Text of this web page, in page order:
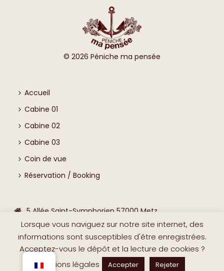
© 2026 Péniche ma pensée
Accueil
Cabine 01
Cabine 02
Cabine 03
Coin de vue
Réservation / Booking
5 Allée Saint-Symphorien 57000 Metz
0631194603
contact@peniche-ma-pensee.com
Lorsque vous naviguez sur notre site internet, des
informations sont susceptibles d'être enregistrées.
Acceptez-vous le dépôt et la lecture de cookies ?
Mentions légales
Accepter Rejeter